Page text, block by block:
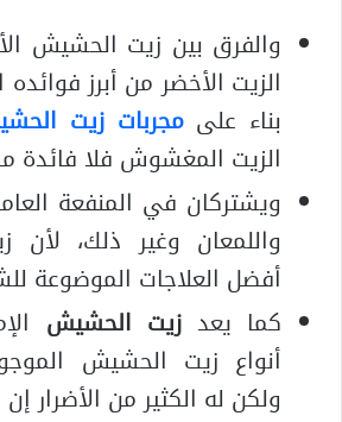
والفرق بين زيت الحشيش
الزيت الأخضر من أبرز
بناء علىمجربات زيت
الزيت المغشوش فلا فائدة
ويشتركان في المنفعة
واللمعان وغير ذلك،
أفضل العلاجات الموضوعة
كما يعد زيت الحشيش
أنواع زيت الحشيش
ولكن له الكثير من الأضرار